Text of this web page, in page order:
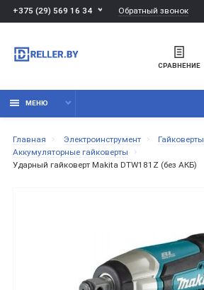
+375 (29) 569 16 34 Обратный звонок
СРАВНЕНИЕ
МЕНЮ
Главная Электроинструмент
Гайковерты
Аккумуляторные гайковерты
Ударный гайковерт Makita DTW181Z (без АКБ)